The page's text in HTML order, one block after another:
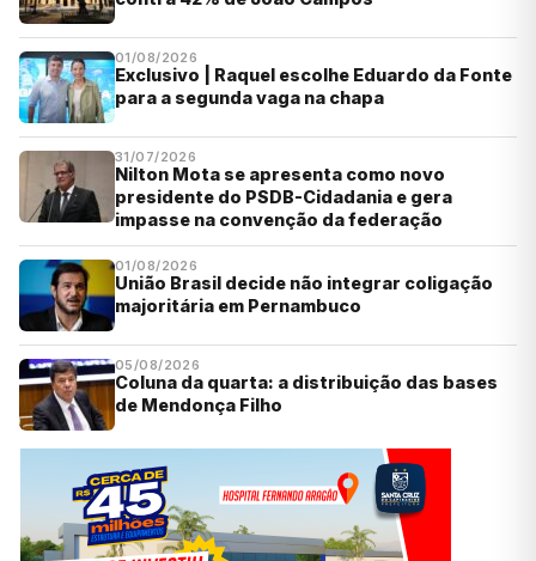
01/08/2026
Exclusivo | Raquel escolhe Eduardo da Fonte
para a segunda vaga na chapa
31/07/2026
Nilton Mota se apresenta como novo
presidente do PSDB-Cidadania e gera
impasse na convenção da federação
01/08/2026
União Brasil decide não integrar coligação
majoritária em Pernambuco
05/08/2026
Coluna da quarta: a distribuição das bases
de Mendonça Filho